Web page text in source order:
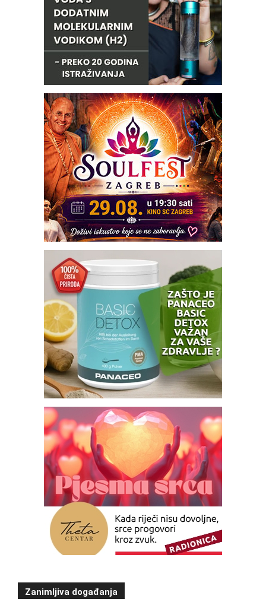
Zanimljiva događanja